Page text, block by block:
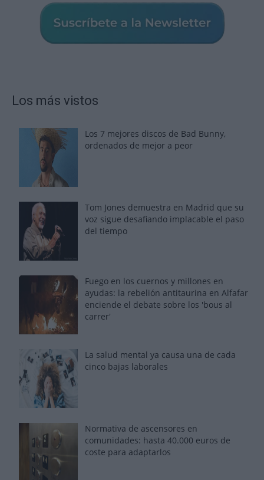
Los más vistos
Los 7 mejores discos de Bad Bunny,
ordenados de mejor a peor
Tom Jones demuestra en Madrid que su
voz sigue desafiando implacable el paso
del tiempo
Fuego en los cuernos y millones en
ayudas: la rebelión antitaurina en Alfafar
enciende el debate sobre los 'bous al
carrer'
La salud mental ya causa una de cada
cinco bajas laborales
Normativa de ascensores en
comunidades: hasta 40.000 euros de
coste para adaptarlos